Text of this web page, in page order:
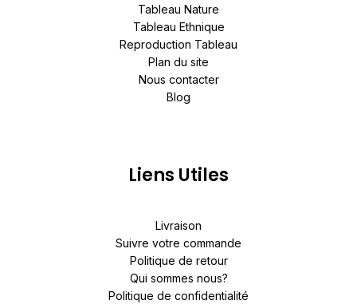
Tableau Nature
Tableau Ethnique
Reproduction Tableau
Plan du site
Nous contacter
Blog
Liens Utiles
Livraison
Suivre votre commande
Politique de retour
Qui sommes nous?
Politique de confidentialité